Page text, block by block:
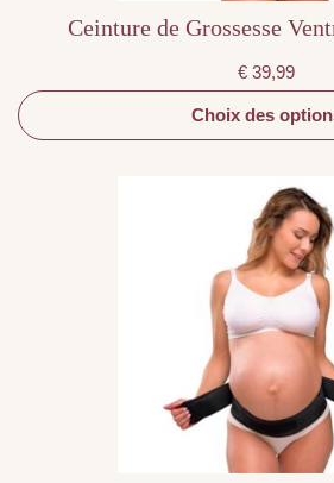
Ceinture de Grossesse
€ 39,99
Choix des
produit
a
plusieurs
variations.
Les
options
être
choisies
la
page
du
produit